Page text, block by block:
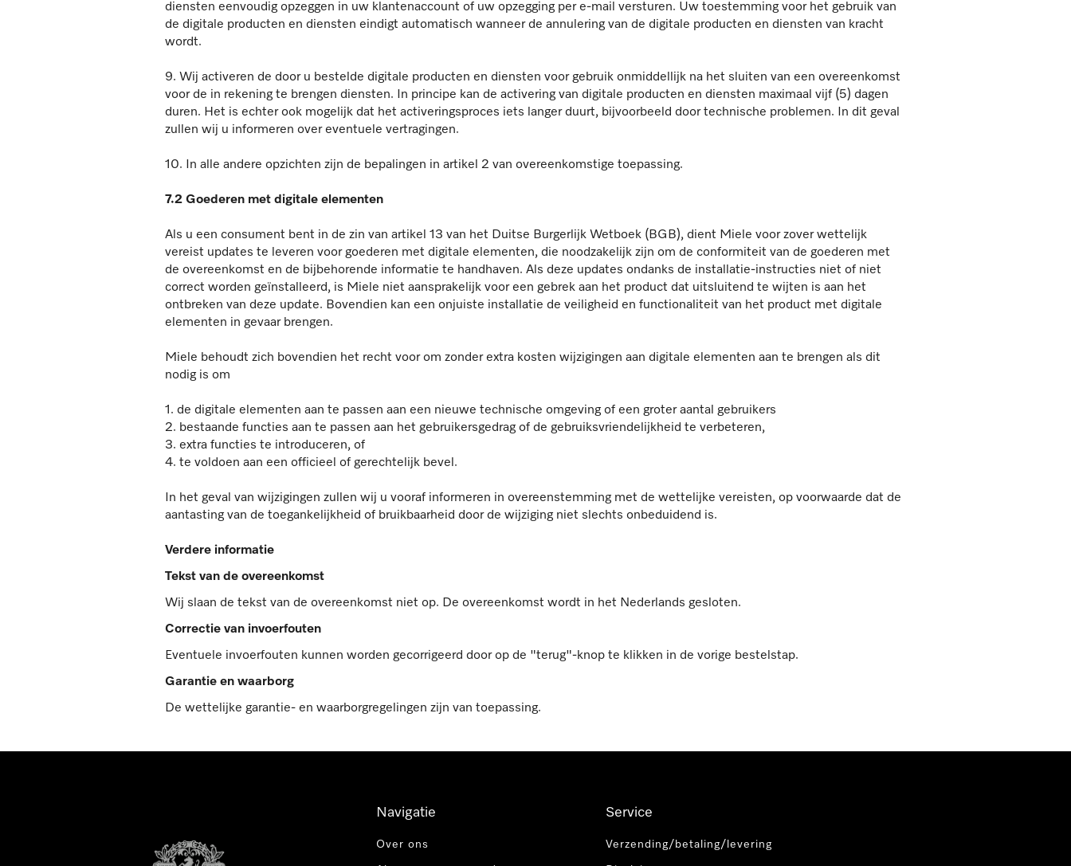
diensten eenvoudig opzeggen in uw klantenaccount of uw opzegging per e-mail versturen. Uw toestemming voor het gebruik van
de digitale producten en diensten eindigt automatisch wanneer de annulering van de digitale producten en diensten van kracht
wordt.
9. Wij activeren de door u bestelde digitale producten en diensten voor gebruik onmiddellijk na het sluiten van een overeenkomst
voor de in rekening te brengen diensten. In principe kan de activering van digitale producten en diensten maximaal vijf (5) dagen
duren. Het is echter ook mogelijk dat het activeringsproces iets langer duurt, bijvoorbeeld door technische problemen. In dit geval
zullen wij u informeren over eventuele vertragingen.
10. In alle andere opzichten zijn de bepalingen in artikel 2 van overeenkomstige toepassing.
7.2 Goederen met digitale elementen
Als u een consument bent in de zin van artikel 13 van het Duitse Burgerlijk Wetboek (BGB), dient Miele voor zover wettelijk
vereist updates te leveren voor goederen met digitale elementen, die noodzakelijk zijn om de conformiteit van de goederen met
de overeenkomst en de bijbehorende informatie te handhaven. Als deze updates ondanks de installatie-instructies niet of niet
correct worden geïnstalleerd, is Miele niet aansprakelijk voor een gebrek aan het product dat uitsluitend te wijten is aan het
ontbreken van deze update. Bovendien kan een onjuiste installatie de veiligheid en functionaliteit van het product met digitale
elementen in gevaar brengen.
Miele behoudt zich bovendien het recht voor om zonder extra kosten wijzigingen aan digitale elementen aan te brengen als dit
nodig is om
1. de digitale elementen aan te passen aan een nieuwe technische omgeving of een groter aantal gebruikers
2. bestaande functies aan te passen aan het gebruikersgedrag of de gebruiksvriendelijkheid te verbeteren,
3. extra functies te introduceren, of
4. te voldoen aan een officieel of gerechtelijk bevel.
In het geval van wijzigingen zullen wij u vooraf informeren in overeenstemming met de wettelijke vereisten, op voorwaarde dat de
aantasting van de toegankelijkheid of bruikbaarheid door de wijziging niet slechts onbeduidend is.
Verdere informatie
Tekst van de overeenkomst
Wij slaan de tekst van de overeenkomst niet op. De overeenkomst wordt in het Nederlands gesloten.
Correctie van invoerfouten
Eventuele invoerfouten kunnen worden gecorrigeerd door op de "terug"-knop te klikken in de vorige bestelstap.
Garantie en waarborg
De wettelijke garantie- en waarborgregelingen zijn van toepassing.
Navigatie
Over ons
Service
Verzending/betaling/levering